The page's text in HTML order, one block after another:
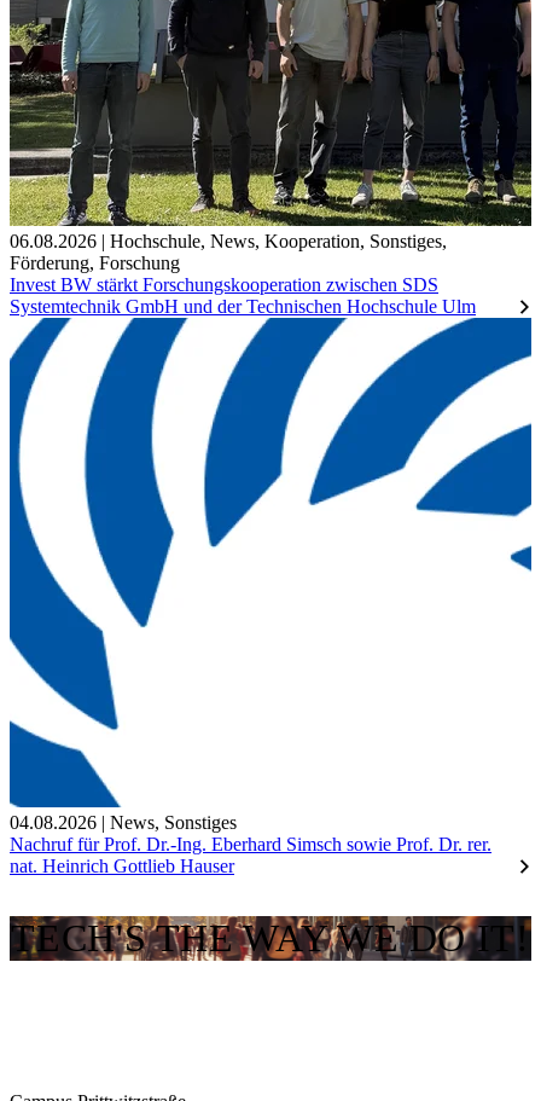
06.08.2026 | Hochschule, News, Kooperation, Sonstiges,
Förderung, Forschung
Invest BW stärkt Forschungskooperation zwischen SDS
Systemtechnik GmbH und der Technischen Hochschule Ulm
04.08.2026 | News, Sonstiges
Nachruf für Prof. Dr.-Ing. Eberhard Simsch sowie Prof. Dr. rer.
nat. Heinrich Gottlieb Hauser
TECH'S THE WAY WE DO IT!